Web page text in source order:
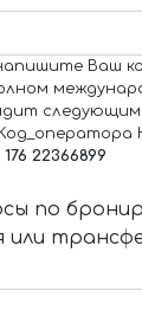
Ваш
следующим
176 22366899
по
или